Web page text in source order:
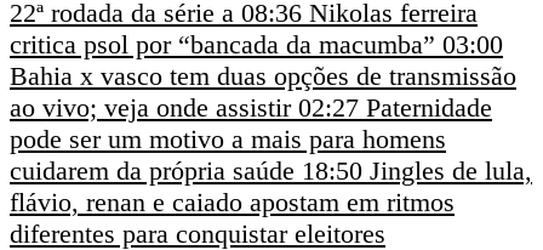
22ª rodada da série a 08:36 Nikolas ferreira
critica psol por “bancada da macumba” 03:00
Bahia x vasco tem duas opções de transmissão
ao vivo; veja onde assistir 02:27 Paternidade
pode ser um motivo a mais para homens
cuidarem da própria saúde 18:50 Jingles de lula,
flávio, renan e caiado apostam em ritmos
diferentes para conquistar eleitores